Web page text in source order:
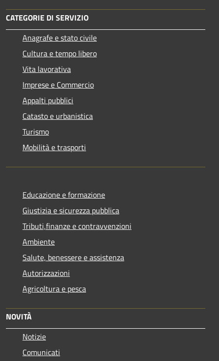
CATEGORIE DI SERVIZIO
Anagrafe e stato civile
Cultura e tempo libero
Vita lavorativa
Imprese e Commercio
Appalti pubblici
Catasto e urbanistica
Turismo
Mobilità e trasporti
Educazione e formazione
Giustizia e sicurezza pubblica
Tributi,finanze e contravvenzioni
Ambiente
Salute, benessere e assistenza
Autorizzazioni
Agricoltura e pesca
NOVITÀ
Notizie
Comunicati